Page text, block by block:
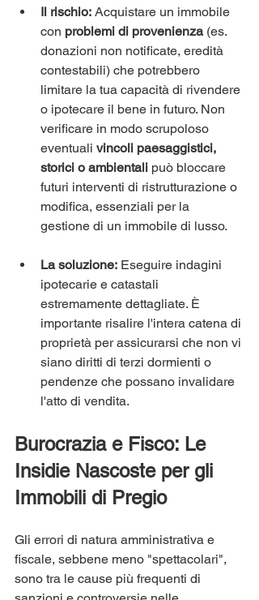
Il rischio: Acquistare un immobile
con problemi di provenienza (es.
donazioni non notificate, eredità
contestabili) che potrebbero
limitare la tua capacità di rivendere
o ipotecare il bene in futuro. Non
verificare in modo scrupoloso
eventuali vincoli paesaggistici,
storici o ambientali può bloccare
futuri interventi di ristrutturazione o
modifica, essenziali per la
gestione di un immobile di lusso.
La soluzione: Eseguire indagini
ipotecarie e catastali
estremamente dettagliate. È
importante risalire l'intera catena di
proprietà per assicurarsi che non vi
siano diritti di terzi dormienti o
pendenze che possano invalidare
l'atto di vendita.
Burocrazia e Fisco: Le
Insidie Nascoste per gli
Immobili di Pregio
Gli errori di natura amministrativa e
fiscale, sebbene meno "spettacolari",
sono tra le cause più frequenti di